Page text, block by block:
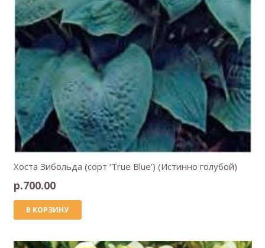
Хоста Зибольда (сорт ‘True Blue’) (Истинно голубой)
р.700.00
В КОРЗИНУ